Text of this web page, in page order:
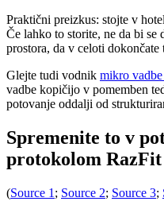
Praktični preizkus: stojte v
Če lahko to storite, ne da bi
prostora, da v celoti dokončate
Glejte tudi vodnik mikro
vadbe kopičijo v pomemben
potovanje oddalji od
Spremenite to v
protokolom RazFit
(Source 1 ; Source 2; Source 3;